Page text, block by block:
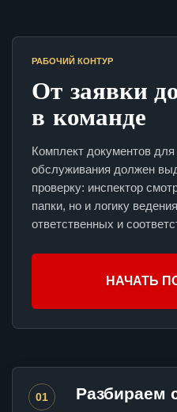
РАБОЧИЙ КОНТУР
От заявки
в команде
Комплект документов
обслуживания должен
проверку: инспектор
папки, но и логику
ответственных и
НАЧАТЬ
01 Разбираем